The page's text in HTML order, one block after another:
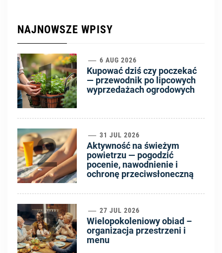
NAJNOWSZE WPISY
1 6 AUG 2026
Kupować dziś czy poczekać
— przewodnik po lipcowych
wyprzedażach ogrodowych
2 31 JUL 2026
Aktywność na świeżym
powietrzu — pogodzić
pocenie, nawodnienie i
ochronę przeciwsłoneczną
3 27 JUL 2026
Wielopokoleniowy obiad –
organizacja przestrzeni i
menu